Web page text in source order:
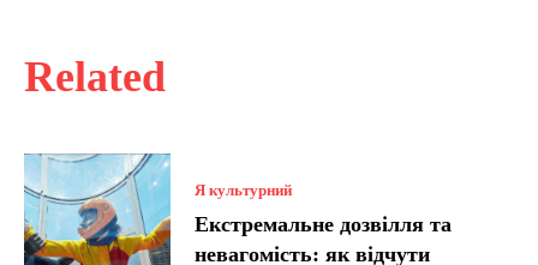
Related
Я культурний
Екстремальне дозвілля та
невагомість: як відчути